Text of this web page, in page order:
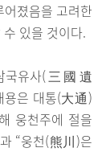
졌음을 고려한
있을 것이다.
국유사(三國遺
용은 대통(大通)
웅천주에 절을
“웅천(熊川)은